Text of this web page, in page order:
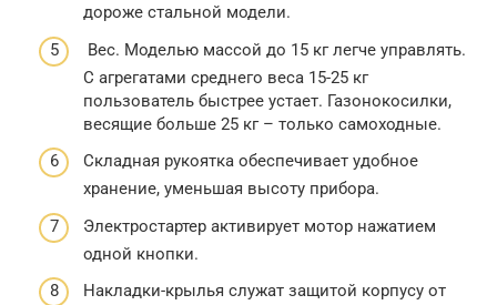
дороже стальной модели.
Вес. Моделью массой до 15 кг легче управлять.
С агрегатами среднего веса 15-25 кг
пользователь быстрее устает. Газонокосилки,
весящие больше 25 кг – только самоходные.
Складная рукоятка обеспечивает удобное
хранение, уменьшая высоту прибора.
Электростартер активирует мотор нажатием
одной кнопки.
Накладки-крылья служат защитой корпусу от